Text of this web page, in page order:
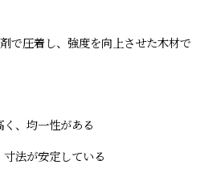
で圧着し、強度を向上させた木材で
、均一性がある
法が安定している